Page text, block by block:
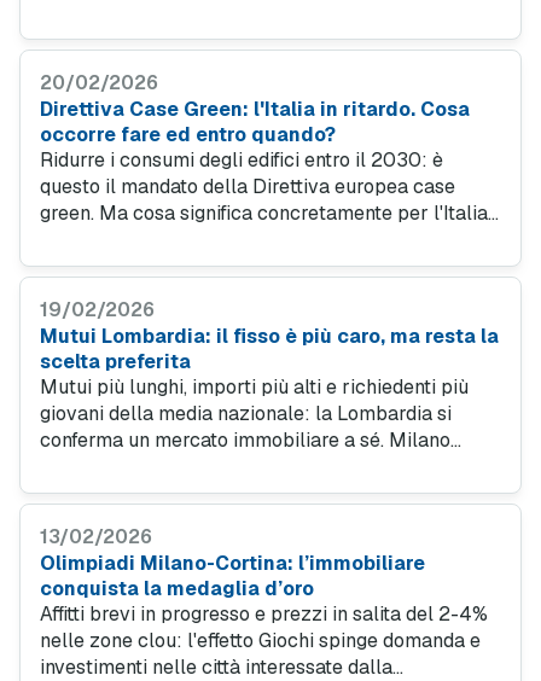
più convenienti d’Europa. A fare meglio sono solo
20/02/2026
Direttiva Case Green: l'Italia in ritardo. Cosa
occorre fare ed entro quando?
Ridurre i consumi degli edifici entro il 2030: è
questo il mandato della Direttiva europea case
green. Ma cosa significa concretamente per l'Italia
quadro della situazione e come i mutui green
19/02/2026
Mutui Lombardia: il fisso è più caro, ma resta la
scelta preferita
Mutui più lunghi, importi più alti e richiedenti più
giovani della media nazionale: la Lombardia si
conferma un mercato immobiliare a sé. Milano
sorprendere con il profilo anagrafico più giovane.
13/02/2026
Olimpiadi Milano-Cortina: l’immobiliare
conquista la medaglia d’oro
Affitti brevi in progresso e prezzi in salita del 2-4%
nelle zone clou: l'effetto Giochi spinge domanda e
investimenti nelle città interessate dalla